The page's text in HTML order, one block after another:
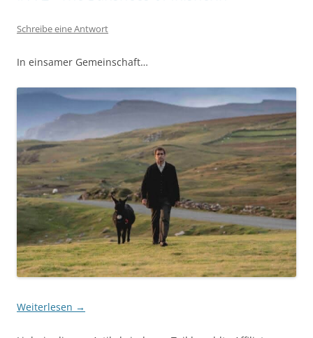
Schreibe eine Antwort
In einsamer Gemeinschaft…
Weiterlesen →